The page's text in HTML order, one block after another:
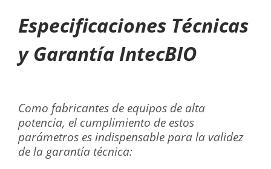
Especificaciones Técnicas
y Garantía IntecBIO
Como fabricantes de equipos de alta
potencia, el cumplimiento de estos
parámetros es indispensable para la validez
de la garantía técnica: